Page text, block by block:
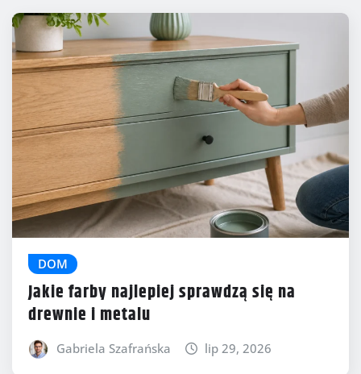
DOM
Jakie farby najlepiej sprawdzą się na
drewnie i metalu
Gabriela Szafrańska lip 29, 2026